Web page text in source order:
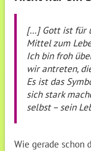
[…] Gott ist für
Mittel zum
Ich bin froh
wir antreten,
Es ist das
sich stark
selbst – sein
Wie gerade schon